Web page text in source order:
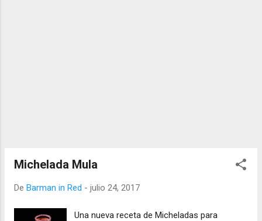
Michelada Mula
De Barman in Red - julio 24, 2017
Una nueva receta de Micheladas para